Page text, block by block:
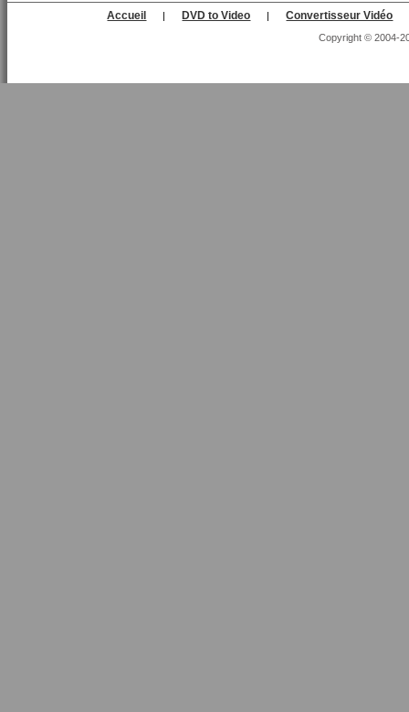
Accueil | DVD to Video | Convertisseur Vidéo
Copyright © 2004-